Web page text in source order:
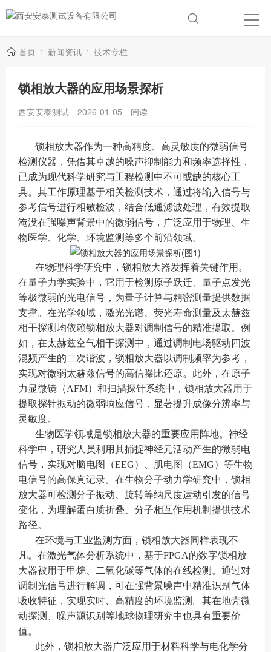
首页 新闻资讯 技术专栏
锁相放大器的应用场景探析
西安安泰测试 2026-01-05 阅读
锁相放大器作为一种高精度、高灵敏度的微弱信号
检测仪器，凭借其卓越的噪声抑制能力和频率选择性，
已成为现代科学研究与工程检测中不可或缺的核心工
具。其工作原理基于相关检测技术，通过将输入信号与
参考信号进行相敏检波，结合低通滤波处理，有效提取
淹没在强噪声背景中的微弱信号，广泛应用于物理、生
物医学、化学、环境监测等多个前沿领域。
在物理科学研究中，锁相放大器发挥着关键作用。
在量子力学实验中，它用于检测原子跃迁、量子点发光
等极微弱的光电信号，为量子计算与精密测量提供数据
支撑。在光学领域，激光光谱、荧光寿命测量及太赫兹
相干探测均依赖锁相放大器对调制信号的精准提取。例
如，在太赫兹空气相干探测中，通过调制电场驱动四波
混频产生的二次谐波，锁相放大器以调制频率为参考，
实现对微弱太赫兹信号的高信噪比还原。此外，在原子
力显微镜（AFM）和扫描探针系统中，锁相放大器用于
提取探针振动的微弱响应信号，显著提升成像分辨率与
灵敏度。
生物医学领域是锁相放大器的重要应用阵地。神经
科学中，研究人员利用其捕捉神经元活动产生的微弱电
信号，实现对脑电图（EEG）、肌电图（EMG）等生物
电信号的高保真记录。在生物分子动力学研究中，锁相
放大器可检测分子振动、旋转等纳尺度运动引发的信号
变化，为理解蛋白质折叠、分子相互作用机制提供技术
路径。
在环境与工业监测方面，锁相放大器同样表现不
凡。在激光气体分析系统中，基于FPGA的数字锁相放
大器被用于甲烷、二氧化碳等气体的在线检测。通过对
调制光信号进行解调，可在强背景噪声中精准识别气体
吸收特征，实现实时、高精度的环境监测。其在地壳微
动探测、噪声源识别等地球物理研究中也具有重要价
值。
此外，锁相放大器广泛应用于材料科学与电化学分